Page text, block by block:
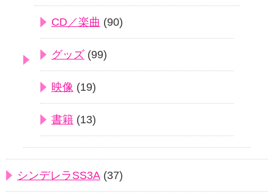
CD／楽曲 (90)
グッズ (99)
映像 (19)
書籍 (13)
シンデレラSS3A (37)